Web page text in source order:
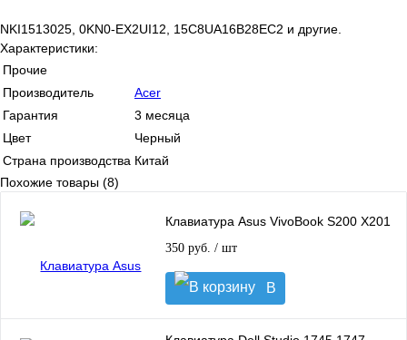
NKI1513025, 0KN0-EX2UI12, 15C8UA16B28EC2 и другие.
Характеристики:
Прочие
Производитель
Acer
Гарантия
3 месяца
Цвет
Черный
Страна производства Китай
Похожие товары (8)
Клавиатура Asus VivoBook S200 X201
350 руб. / шт
В
корзину